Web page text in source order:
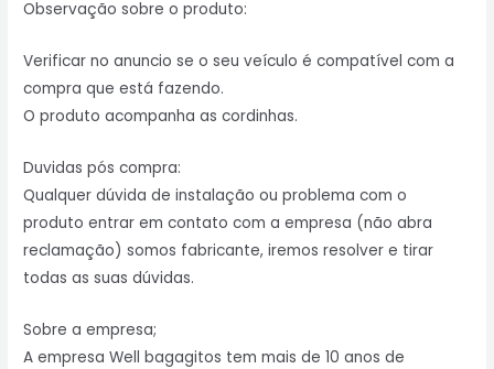
Observação sobre o produto:
Verificar no anuncio se o seu veículo é compatível com a
compra que está fazendo.
O produto acompanha as cordinhas.
Duvidas pós compra:
Qualquer dúvida de instalação ou problema com o
produto entrar em contato com a empresa (não abra
reclamação) somos fabricante, iremos resolver e tirar
todas as suas dúvidas.
Sobre a empresa;
A empresa Well bagagitos tem mais de 10 anos de